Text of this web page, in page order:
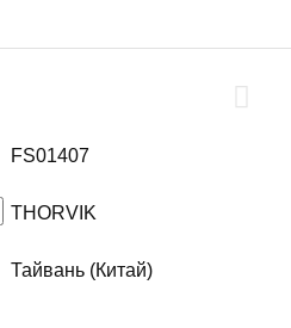
FS01407
THORVIK
Тайвань (Китай)